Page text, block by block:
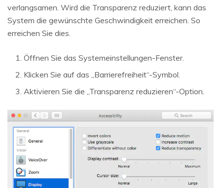
verlangsamen. Wird die Transparenz reduziert, kann das
System die gewünschte Geschwindigkeit erreichen. So
erreichen Sie dies.
Öffnen Sie das Systemeinstellungen-Fenster.
Klicken Sie auf das „Barrierefreiheit“-Symbol.
Aktivieren Sie die „Transparenz reduzieren“-Option.